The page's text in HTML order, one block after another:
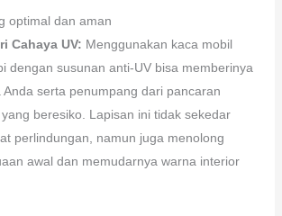
optimal dan aman
Cahaya UV: Menggunakan kaca mobil
dengan susunan anti-UV bisa memberinya
serta penumpang dari pancaran
beresiko. Lapisan ini tidak sekedar
perlindungan, namun juga menolong
awal dan memudarnya warna interior